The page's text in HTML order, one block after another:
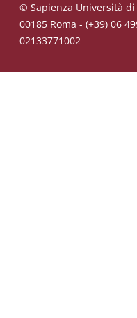
© Sapienza Università di
00185 Roma - (+39) 06
02133771002